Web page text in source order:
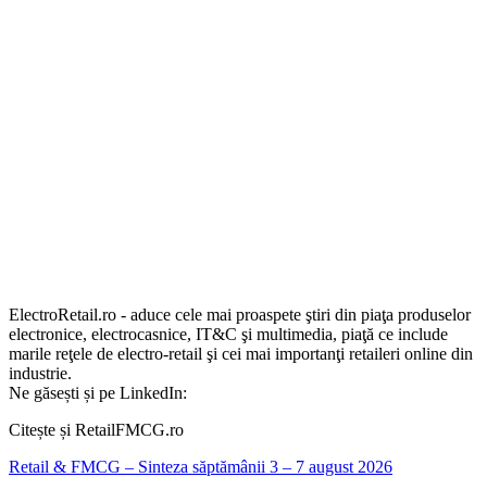
ElectroRetail.ro - aduce cele mai proaspete ştiri din piaţa produselor
electronice, electrocasnice, IT&C şi multimedia, piaţă ce include
marile reţele de electro-retail şi cei mai importanţi retaileri online din
industrie.
Ne găsești și pe LinkedIn:
Citește și RetailFMCG.ro
Retail & FMCG – Sinteza săptămânii 3 – 7 august 2026